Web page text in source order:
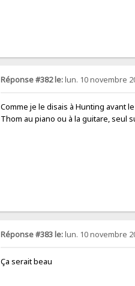
Réponse #382 le:lun. 10 novembre
Comme je le disais à Hunting avant
Thom au piano ou à la guitare, seul
Réponse #383 le:lun. 10 novembre
Ça serait beau